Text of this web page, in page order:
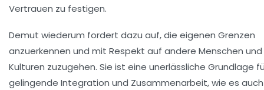
Vertrauen zu festigen.
Demut wiederum fordert dazu auf, die eigenen Grenzen
anzuerkennen und mit Respekt auf andere Menschen und
Kulturen zuzugehen. Sie ist eine unerlässliche Grundlage
gelingende Integration und Zusammenarbeit, wie es auch